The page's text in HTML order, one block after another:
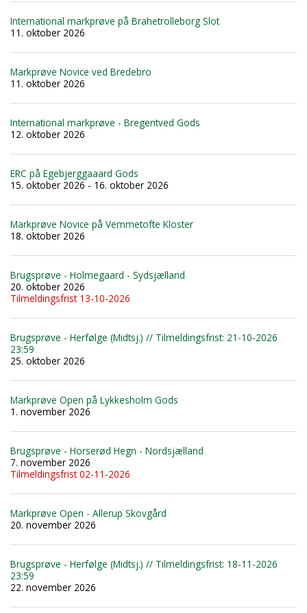
International markprøve på Brahetrolleborg Slot
11. oktober 2026
Markprøve Novice ved Bredebro
11. oktober 2026
International markprøve - Bregentved Gods
12. oktober 2026
ERC på Egebjerggaaard Gods
15. oktober 2026 - 16. oktober 2026
Markprøve Novice på Vemmetofte Kloster
18. oktober 2026
Brugsprøve - Holmegaard - Sydsjælland
20. oktober 2026
Tilmeldingsfrist 13-10-2026
Brugsprøve - Herfølge (Midtsj.) // Tilmeldingsfrist: 21-10-2026
23:59
25. oktober 2026
Markprøve Open på Lykkesholm Gods
1. november 2026
Brugsprøve - Horserød Hegn - Nordsjælland
7. november 2026
Tilmeldingsfrist 02-11-2026
Markprøve Open - Allerup Skovgård
20. november 2026
Brugsprøve - Herfølge (Midtsj.) // Tilmeldingsfrist: 18-11-2026
23:59
22. november 2026